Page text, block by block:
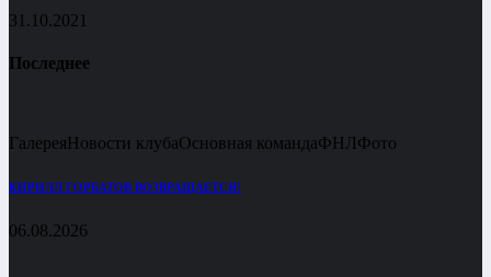
31.10.2021
Последнее
ГалереяНовости клубаОсновная командаФНЛФото
КИРИЛЛ ГОРБАТОВ ВОЗВРАЩАЕТСЯ!
06.08.2026